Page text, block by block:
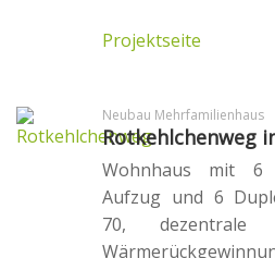
Projektseite
Neubau Mehrfamilienhaus
Rotkehlchenweg
Wohnhaus mit 6
Aufzug und 6
70, dezentrale